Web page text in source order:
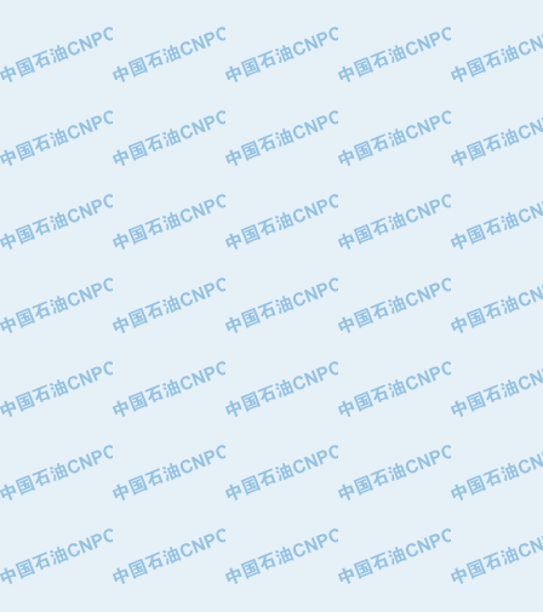
·中国石油辽阳石油化纤公司
·托肯恒山科技（广州）有限公司
·大庆油田飞马有限公司
·大庆油田有限责任公司
·中国石油华北油田公司
·中国石油锦西石化分公司
·天津钢管集团股份有限公司
·深圳市肯多斯实业发展有限公司
·瓦卢瑞克.曼内斯曼石油专用管（德
·无锡西姆莱斯石油专用管制造有限公
·武汉钢铁（集团）公司
·太原钢铁(集团)有限公司
·马鞍山钢铁股份有限公司
·中国石油天然气股份有限公司兰州石